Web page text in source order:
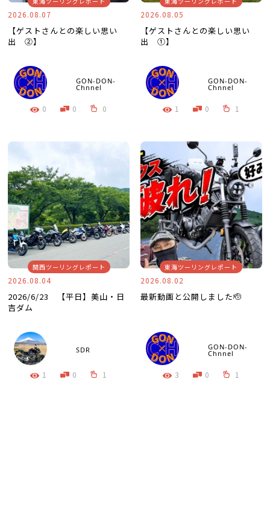
2026.08.07
【ゲストさんとの楽しい思い
出 ②】
GON-DON-
Chnnel
0 0 0
2026.08.05
【ゲストさんとの楽しい思い
出 ①】
GON-DON-
Chnnel
1 0 1
関西ツーリングレポート
2026.08.04
2026/6/23 【平日】美山・日
吉ダム
SDR
1 0 1
東海ツーリングレポート
2026.08.02
最新動画と公開しました🫡
GON-DON-
Chnnel
3 0 1